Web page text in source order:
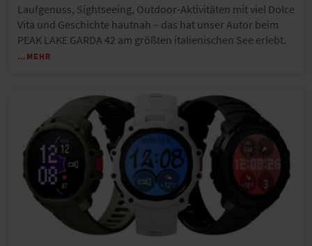
Laufgenuss, Sightseeing, Outdoor-Aktivitäten mit viel Dolce
Vita und Geschichte hautnah – das hat unser Autor beim
PEAK LAKE GARDA 42 am größten italienischen See erlebt.
…MEHR